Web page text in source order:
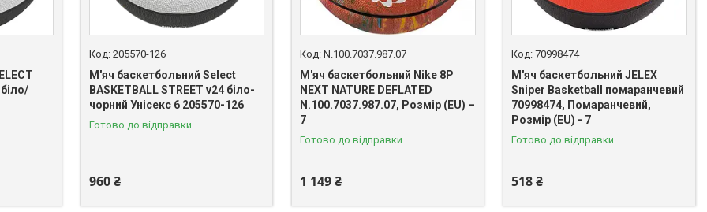
205570-126
М'яч баскетбольний Select
BASKETBALL STREET v24 біло-
чорний Унісекс 6 205570-126
Готово до відправки
960 ₴
N.100.7037.987.07
М'яч баскетбольний Nike 8P
NEXT NATURE DEFLATED
N.100.7037.987.07, Розмір (EU) –
7
Готово до відправки
1 149 ₴
70998474
М'яч баскетбольний JELEX
Sniper Basketball помаранчевий
70998474, Помаранчевий,
Розмір (EU) - 7
Готово до відправки
518 ₴